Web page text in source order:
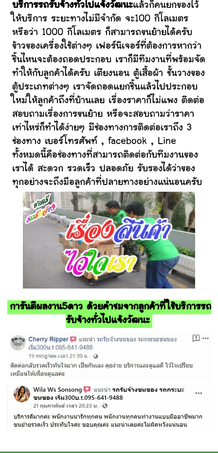
บริการรถรับจ้างทั่วไปแจ้งวัฒนะแล้วก็คนยกของไว้
ให้บริการ ระยะทางไม่มีจำกัด จะ100 กิโลเมตร
หรือว่า 1000 กิโลเมตร ก็สามารถขนย้ายได้ครับ
ข้าวของเครื่องใช้ต่างๆ เฟอร์นิเจอร์ที่ต้องการหากว่า
ชิ้นไหนจะต้องถอดประกอบ เราก็มีทีมงานที่พร้อมจัด
ทำให้กับลูกค้าได้ครับ เตียงนอน ตู้เสื้อผ้า ชั้นวางของ
ตู้ประเภทต่างๆ เราจัดถอดแยกชิ้นแล้วไปประกอบ
ใหม่ให้ลูกค้าถึงที่บ้านเลย เรื่องราคาก็ไม่แพง ติดต่อ
สอบถามเรื่องการขนย้าย หรือจะสอบถามว่าราคา
เท่าไหร่ก็ทำได้ง่ายๆ มีช่องทางการติดต่อเราถึง 3
ช่องทาง เบอร์โทรศัพท์ , facebook , Line
ทั้งหมดนี้คือช่องทางที่สามารถติดต่อกับทีมงานของ
เราได้ สะดวก รวดเร็ว ปลอดภัย รับรองได้ว่าของ
ทุกอย่างจะถึงมือลูกค้าที่ปลายทางอย่างแน่นอนครับ
การันตีผลงาน5ดาว ด้วยคำชมจากลูกค้าที่ใช้บริการรถ
รับจ้างทั่วไปแจ้งวัฒนะ